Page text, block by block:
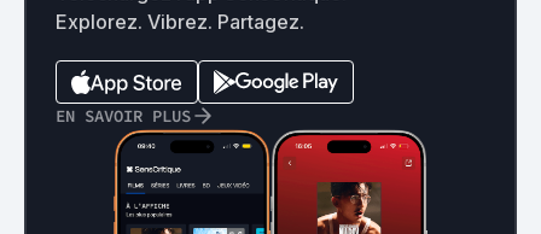
Explorez. Vibrez. Partagez.
EN SAVOIR PLUS